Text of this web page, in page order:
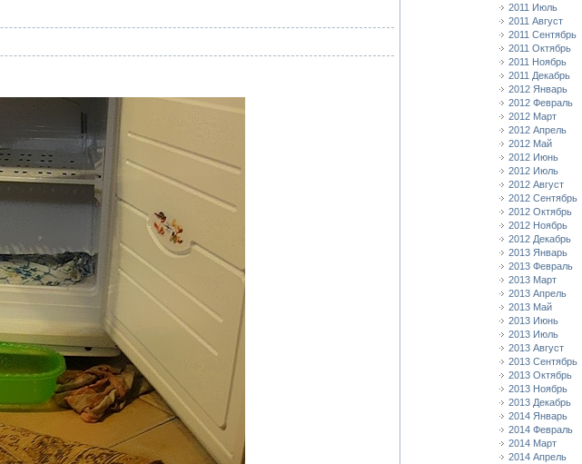
2011 Июль
2011 Август
2011 Сентябрь
2011 Октябрь
2011 Ноябрь
2011 Декабрь
2012 Январь
2012 Февраль
2012 Март
2012 Апрель
2012 Май
2012 Июнь
2012 Июль
2012 Август
2012 Сентябрь
2012 Октябрь
2012 Ноябрь
2012 Декабрь
2013 Январь
2013 Февраль
2013 Март
2013 Апрель
2013 Май
2013 Июнь
2013 Июль
2013 Август
2013 Сентябрь
2013 Октябрь
2013 Ноябрь
2013 Декабрь
2014 Январь
2014 Февраль
2014 Март
2014 Апрель